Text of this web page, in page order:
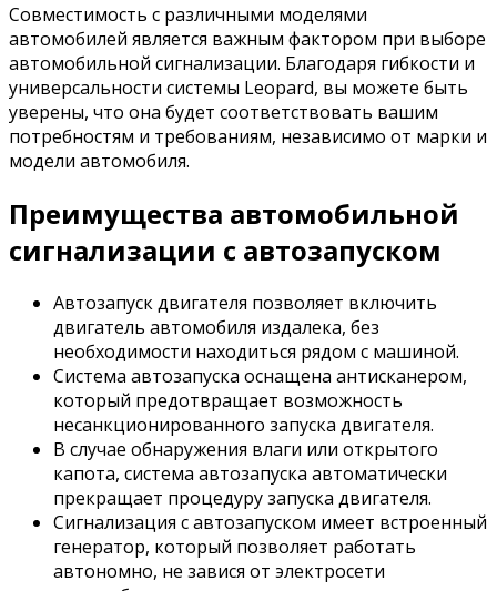
Совместимость с различными моделями
автомобилей является важным фактором при выборе
автомобильной сигнализации. Благодаря гибкости и
универсальности системы Leopard, вы можете быть
уверены, что она будет соответствовать вашим
потребностям и требованиям, независимо от марки и
модели автомобиля.
Преимущества автомобильной
сигнализации с автозапуском
Автозапуск двигателя позволяет включить
двигатель автомобиля издалека, без
необходимости находиться рядом с машиной.
Система автозапуска оснащена антисканером,
который предотвращает возможность
несанкционированного запуска двигателя.
В случае обнаружения влаги или открытого
капота, система автозапуска автоматически
прекращает процедуру запуска двигателя.
Сигнализация с автозапуском имеет встроенный
генератор, который позволяет работать
автономно, не завися от электросети